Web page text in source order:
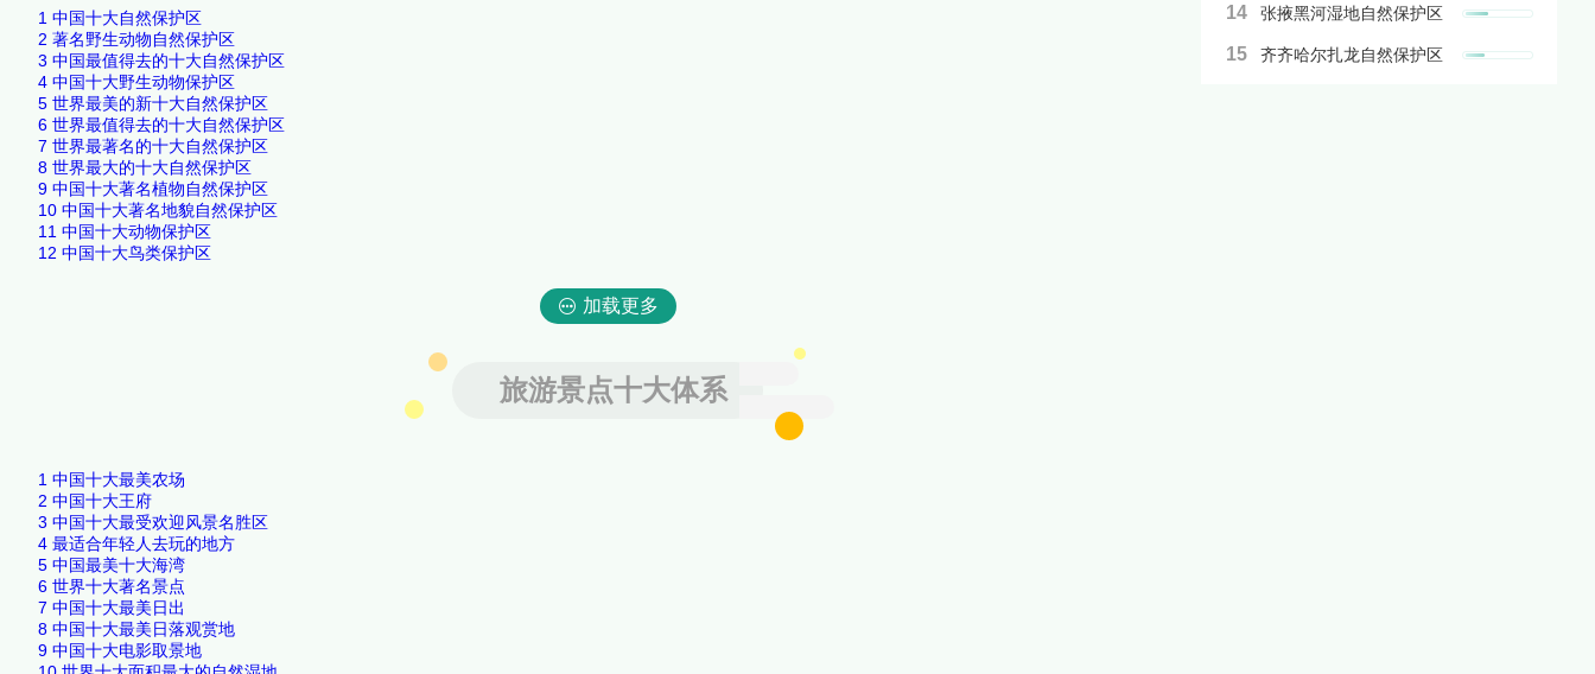
1 中国十大自然保护区
2 著名野生动物自然保护区
3 中国最值得去的十大自然保护区
4 中国十大野生动物保护区
5 世界最美的新十大自然保护区
6 世界最值得去的十大自然保护区
7 世界最著名的十大自然保护区
8 世界最大的十大自然保护区
9 中国十大著名植物自然保护区
10 中国十大著名地貌自然保护区
11 中国十大动物保护区
12 中国十大鸟类保护区
加载更多
旅游景点十大体系
1 中国十大最美农场
2 中国十大王府
3 中国十大最受欢迎风景名胜区
4 最适合年轻人去玩的地方
5 中国最美十大海湾
6 世界十大著名景点
7 中国十大最美日出
8 中国十大最美日落观赏地
9 中国十大电影取景地
14 张掖黑河湿地自然保护区
15 齐齐哈尔扎龙自然保护区